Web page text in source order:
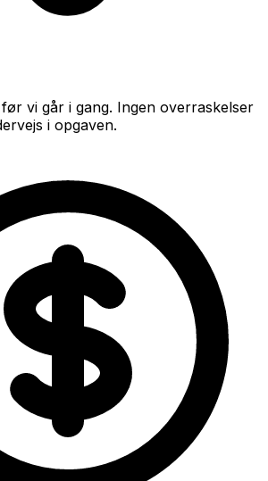
vi går i gang. Ingen overraskelser
i opgaven.